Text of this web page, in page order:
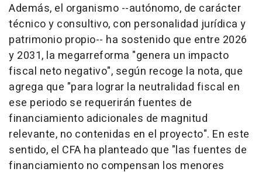
Además, el organismo --autónomo, de carácter
técnico y consultivo, con personalidad jurídica y
patrimonio propio-- ha sostenido que entre 2026
y 2031, la megarreforma "genera un impacto
fiscal neto negativo", según recoge la nota, que
agrega que "para lograr la neutralidad fiscal en
ese periodo se requerirán fuentes de
financiamiento adicionales de magnitud
relevante, no contenidas en el proyecto". En este
sentido, el CFA ha planteado que "las fuentes de
financiamiento no compensan los menores